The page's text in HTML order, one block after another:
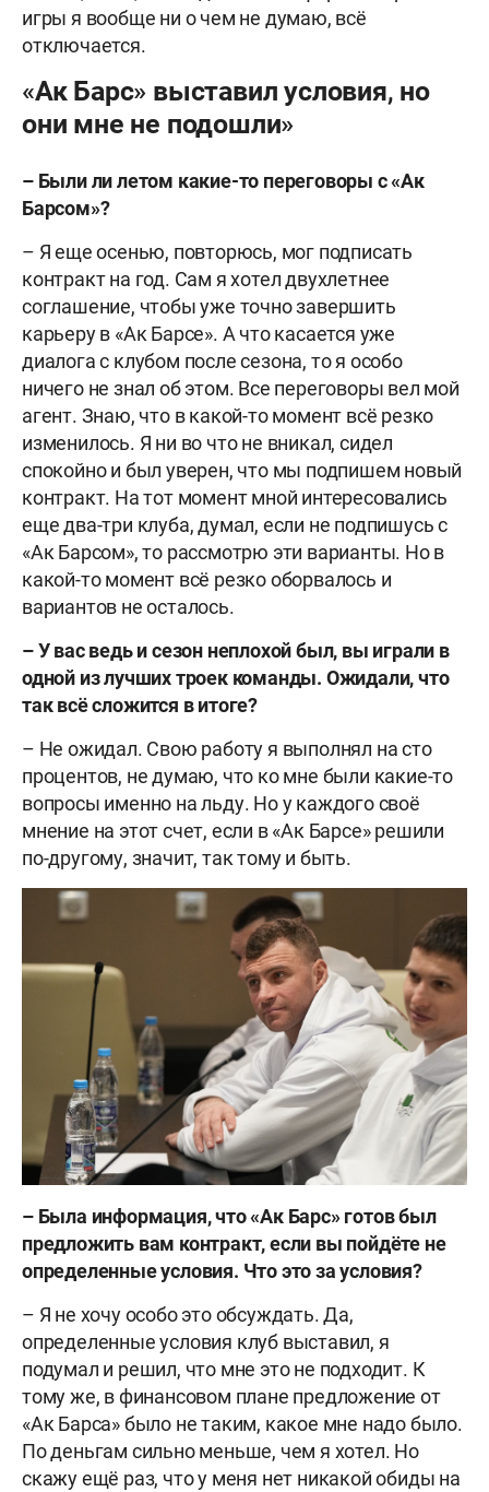
игры я вообще ни о чем не думаю, всё
отключается.
«Ак Барс» выставил условия, но
они мне не подошли»
– Были ли летом какие-то переговоры с «Ак
Барсом»?
– Я еще осенью, повторюсь, мог подписать
контракт на год. Сам я хотел двухлетнее
соглашение, чтобы уже точно завершить
карьеру в «Ак Барсе». А что касается уже
диалога с клубом после сезона, то я особо
ничего не знал об этом. Все переговоры вел мой
агент. Знаю, что в какой-то момент всё резко
изменилось. Я ни во что не вникал, сидел
спокойно и был уверен, что мы подпишем новый
контракт. На тот момент мной интересовались
еще два-три клуба, думал, если не подпишусь с
«Ак Барсом», то рассмотрю эти варианты. Но в
какой-то момент всё резко оборвалось и
вариантов не осталось.
–У вас ведь и сезон неплохой был, вы играли в
одной из лучших троек команды. Ожидали, что
так всё сложится в итоге?
– Не ожидал. Свою работу я выполнял на сто
процентов, не думаю, что ко мне были какие-то
вопросы именно на льду. Но у каждого своё
мнение на этот счет, если в «Ак Барсе» решили
по-другому, значит, так тому и быть.
– Была информация, что «Ак Барс» готов был
предложить вам контракт, если вы пойдёте не
определенные условия. Что это за условия?
– Я не хочу особо это обсуждать. Да,
определенные условия клуб выставил, я
подумал и решил, что мне это не подходит. К
тому же, в финансовом плане предложение от
«Ак Барса» было не таким, какое мне надо было.
По деньгам сильно меньше, чем я хотел. Но
скажу ещё раз, что у меня нет никакой обиды на